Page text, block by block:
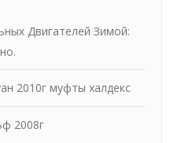
Двигателей Зимой:
2010г муфты халдекс
2008г